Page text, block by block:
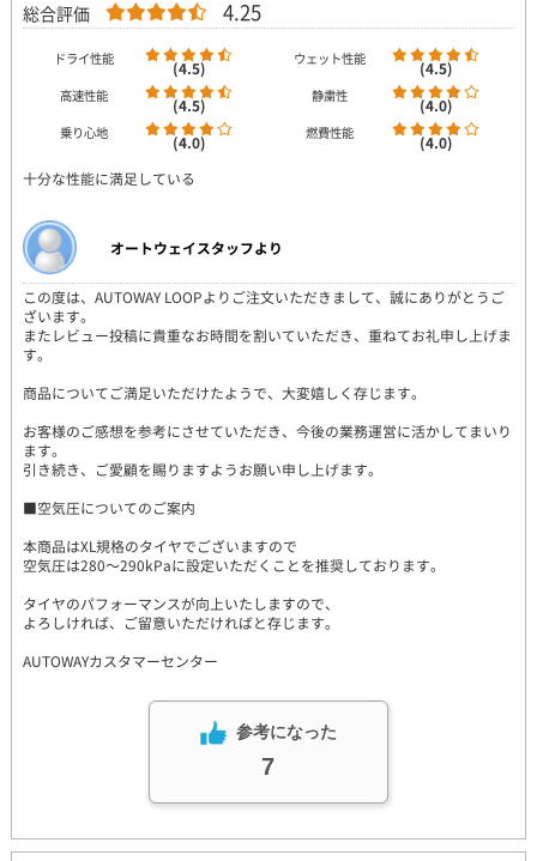
総合評価 4.25
ドライ性能 (4.5) ウェット性能 (4.5)
高速性能 (4.5) 静粛性 (4.0)
乗り心地 (4.0) 燃費性能
(4.0)
十分な性能に満足している
オートウェイスタッフより
この度は、AUTOWAY LOOPよりご注文いただきまして、誠にありがとうご
ざいます。
またレビュー投稿に貴重なお時間を割いていただき、重ねてお礼申し上げま
す。
商品についてご満足いただけたようで、大変嬉しく存じます。
お客様のご感想を参考にさせていただき、今後の業務運営に活かしてまいり
ます。
引き続き、ご愛顧を賜りますようお願い申し上げます。
■空気圧についてのご案内
本商品はXL規格のタイヤでございますので
空気圧は280～290kPaに設定いただくことを推奨しております。
タイヤのパフォーマンスが向上いたしますので、
よろしければ、ご留意いただければと存じます。
AUTOWAYカスタマーセンター
参考になった
7